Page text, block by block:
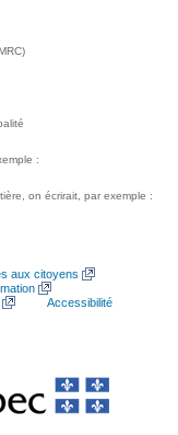
:
on écrirait, par exemple :
aux citoyens
Accessibilité